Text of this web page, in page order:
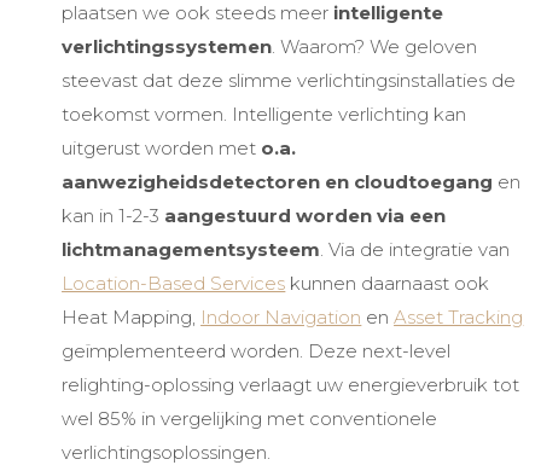
plaatsen we ook steeds meer intelligente
verlichtingssystemen. Waarom? We geloven
steevast dat deze slimme verlichtingsinstallaties de
toekomst vormen. Intelligente verlichting kan
uitgerust worden met o.a.
aanwezigheidsdetectoren en cloudtoegang en
kan in 1-2-3 aangestuurd worden via een
lichtmanagementsysteem. Via de integratie van
Location-Based Services kunnen daarnaast ook
Heat Mapping, Indoor Navigation enAsset Tracking
geïmplementeerd worden. Deze next-level
relighting-oplossing verlaagt uw energieverbruik tot
wel 85% in vergelijking met conventionele
verlichtingsoplossingen.